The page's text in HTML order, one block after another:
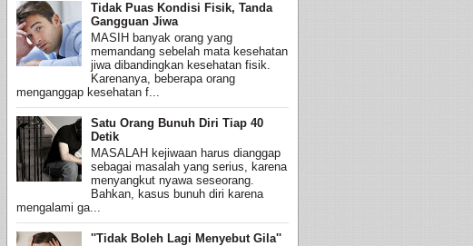
Tidak Puas Kondisi Fisik, Tanda
Gangguan Jiwa
MASIH banyak orang yang
memandang sebelah mata kesehatan
jiwa dibandingkan kesehatan fisik.
Karenanya, beberapa orang
menganggap kesehatan f...
Satu Orang Bunuh Diri Tiap 40
Detik
MASALAH kejiwaan harus dianggap
sebagai masalah yang serius, karena
menyangkut nyawa seseorang.
Bahkan, kasus bunuh diri karena
mengalami ga...
''Tidak Boleh Lagi Menyebut Gila''